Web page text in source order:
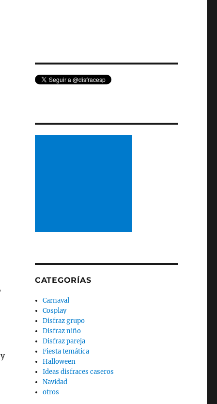
CATEGORÍAS
Carnaval
Cosplay
Disfraz grupo
Disfraz niño
Disfraz pareja
Fiesta temática
Halloween
Ideas disfraces caseros
Navidad
otros